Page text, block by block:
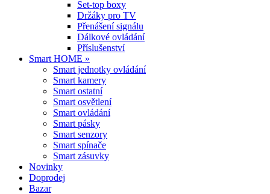
Set-top boxy
Držáky pro TV
Přenášení signálu
Dálkové ovládání
Příslušenství
Smart HOME »
Smart jednotky ovládání
Smart kamery
Smart ostatní
Smart osvětlení
Smart ovládání
Smart pásky
Smart senzory
Smart spínače
Smart zásuvky
Novinky
Doprodej
Bazar